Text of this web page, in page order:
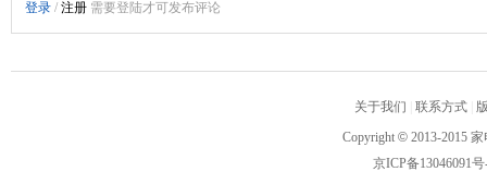
关于我们 联系方式
Copyright © 2013-2015
京ICP备13046091号